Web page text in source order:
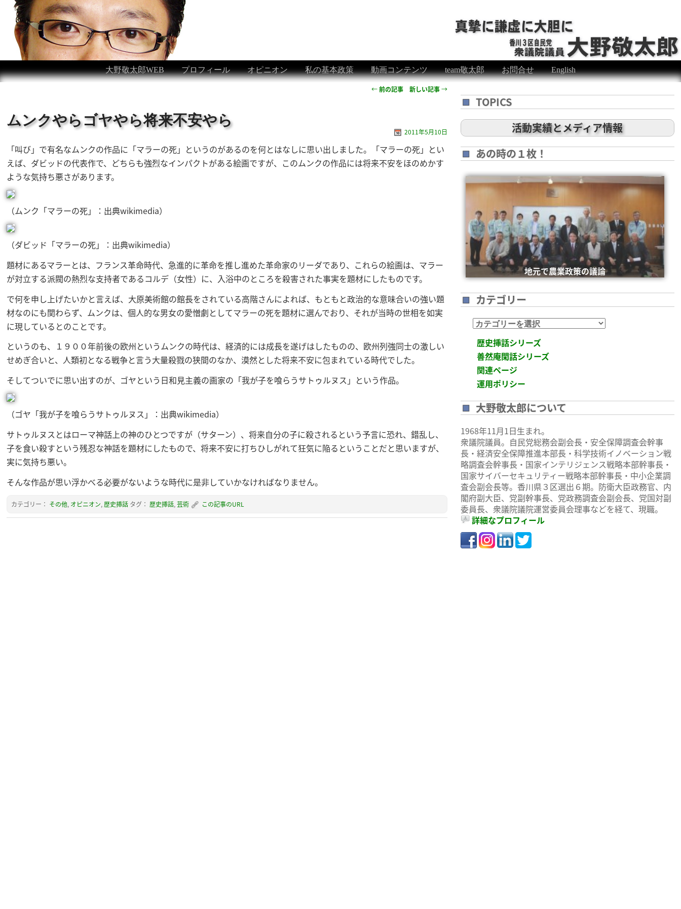
大野敬太郎WEB プロフィール オピニオン 私の基本政策 動画コンテンツ team敬太郎 お問合せ English
←前の記事 新しい記事→
ムンクやらゴヤやら将来不安やら
2011年5月10日
「叫び」で有名なムンクの作品に「マラーの死」というのがあるのを何とはなしに思い出しました。「マラーの死」とい
えば、ダビッドの代表作で、どちらも強烈なインパクトがある絵画ですが、このムンクの作品には将来不安をほのめかす
ような気持ち悪さがあります。
（ムンク「マラーの死」：出典wikimedia）
（ダビッド「マラーの死」：出典wikimedia）
題材にあるマラーとは、フランス革命時代、急進的に革命を推し進めた革命家のリーダであり、これらの絵画は、マラー
が対立する派閥の熱烈な支持者であるコルデ（女性）に、入浴中のところを殺害された事実を題材にしたものです。
で何を申し上げたいかと言えば、大原美術館の館長をされている高階さんによれば、もともと政治的な意味合いの強い題
材なのにも関わらず、ムンクは、個人的な男女の愛憎劇としてマラーの死を題材に選んでおり、それが当時の世相を如実
に現しているとのことです。
というのも、１９００年前後の欧州というムンクの時代は、経済的には成長を遂げはしたものの、欧州列強同士の激しい
せめぎ合いと、人類初となる戦争と言う大量殺戮の狭間のなか、漠然とした将来不安に包まれている時代でした。
そしてついでに思い出すのが、ゴヤという日和見主義の画家の「我が子を喰らうサトゥルヌス」という作品。
（ゴヤ「我が子を喰らうサトゥルヌス」：出典wikimedia）
サトゥルヌスとはローマ神話上の神のひとつですが（サターン）、将来自分の子に殺されるという予言に恐れ、錯乱し、
子を食い殺すという残忍な神話を題材にしたもので、将来不安に打ちひしがれて狂気に陥るということだと思いますが、
実に気持ち悪い。
そんな作品が思い浮かべる必要がないような時代に是非していかなければなりません。
カテゴリー： その他, オピニオン,歴史挿話 タグ：歴史挿話,芸術 この記事のURL
TOPICS
活動実績とメディア情報
あの時の１枚！
安倍総理米国議会演説後の一コマ
地元で農業政策の議論
カテゴリー
カ
テ
ゴ
リ
ー
歴史挿話シリーズ
善然庵閑話シリーズ
関連ページ
運用ポリシー
大野敬太郎について
1968年11月1日生まれ。
衆議院議員。自民党総務会副会長・安全保障調査会幹事
長・経済安全保障推進本部長・科学技術イノベーション戦
略調査会幹事長・国家インテリジェンス戦略本部幹事長・
国家サイバーセキュリティー戦略本部幹事長・中小企業調
査会副会長等。香川県３区選出６期。防衛大臣政務官、内
閣府副大臣、党副幹事長、党政務調査会副会長、党国対副
委員長、衆議院議院運営委員会理事などを経て、現職。
詳細なプロフィール